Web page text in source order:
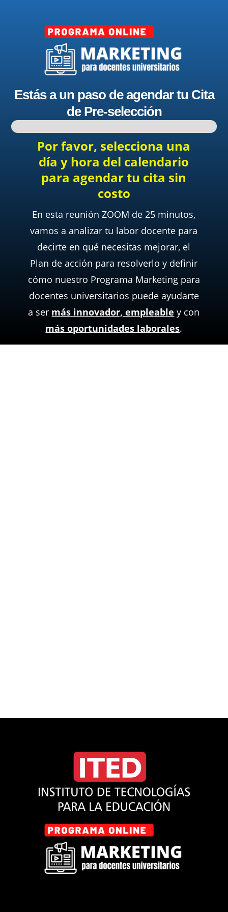
Estás a un paso de agendar tu Cita
de Pre-selección
Por favor, selecciona una
día y hora del calendario
para agendar tu cita sin
costo
En esta reunión ZOOM de 25 minutos,
vamos a analizar tu labor docente para
decirte en qué necesitas mejorar, el
Plan de acción para resolverlo y definir
cómo nuestro Programa Marketing para
docentes universitarios puede ayudarte
a ser más innovador, empleable y con
más oportunidades laborales.